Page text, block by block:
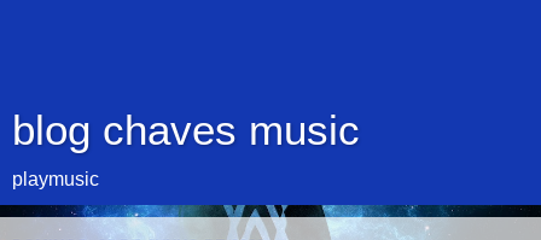
blog chaves music
playmusic